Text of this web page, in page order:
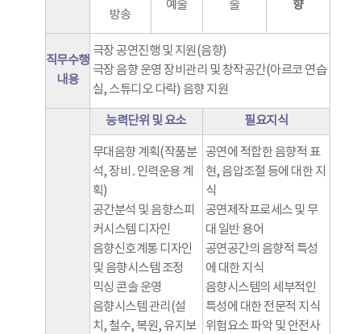
방송
예술
술
향
직무수행
내용
극장 공연진행 및 지원(음향)
극장 음향 운영 장비관리 및 창작공간(아르코 연습
실, 스튜디오 다락) 음향 지원
능력단위 및 요소 필요지식
무대음향 계획(작품분
석, 장비․인력운용 계
획)
공간분석 및 음향스피
커시스템 디자인
음향신호계통 디자인
및 음향시스템 조정
믹싱 콘솔 운영
음향시스템 관리(설
치, 철수, 복원, 유지보
공연에 적합한 음향적 표
현, 음압조절 등에 대한 지
식
공연제작프로세스 및 무
대 일반 용어
공연공간의 음향적 특성
에 대한 지식
음향시스템의 세부적인
특성에 대한 전문적 지식
위험요소 파악 및 안전사